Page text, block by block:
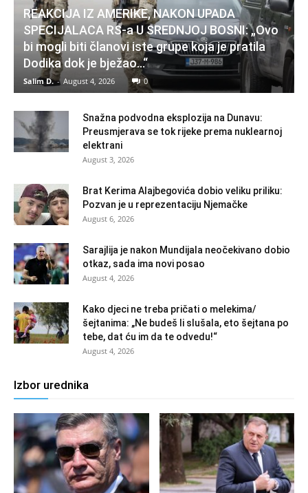
REAKCIJA IZ AMERIKE, NAKON UPADA
SPECIJALACA RS-a U SREDNJOJ BOSNI: „Ovo
bi mogli biti članovi iste grupe koja je pratila
Dodika dok je bježao…“
Salim D. - August 4, 2026 0
Snažna podvodna eksplozija na Dunavu:
Preusmjerava se tok rijeke prema nuklearnoj
elektrani
August 3, 2026
Brat Kerima Alajbegovića dobio veliku priliku:
Pozvan je u reprezentaciju Njemačke
August 6, 2026
Sarajlija je nakon Mundijala neočekivano dobio
otkaz, sada ima novi posao
August 4, 2026
Kako djeci ne treba pričati o melekima/
šejtanima: „Ne budeš li slušala, eto šejtana po
tebe, dat ću im da te odvedu!“
August 4, 2026
Izbor urednika